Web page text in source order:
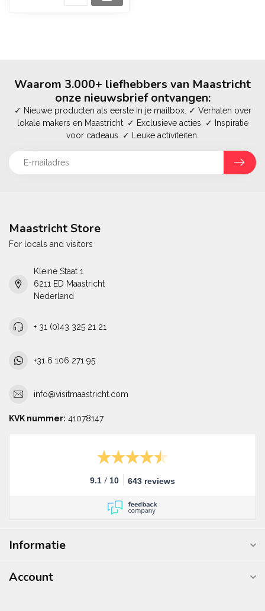
Waarom 3.000+ liefhebbers van Maastricht
onze nieuwsbrief ontvangen:
✓ Nieuwe producten als eerste in je mailbox. ✓ Verhalen over
lokale makers en Maastricht. ✓ Exclusieve acties. ✓ Inspiratie
voor cadeaus. ✓ Leuke activiteiten.
Maastricht Store
For locals and visitors
Kleine Staat 1
6211 ED Maastricht
Nederland
+ 31 (0)43 325 21 21
+31 6 106 271 95
info@visitmaastricht.com
KVK nummer: 41078147
9.1 / 10 643 reviews
Informatie
Account